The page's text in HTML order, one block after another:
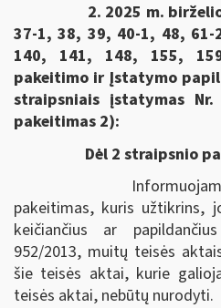
2. 2025 m. birželio
37-1, 38, 39, 40-1, 48,
140, 141, 148, 155,
pakeitimo ir Įstatymo
straipsniais įstatymas
pakeitimas 2):
Dėl 2 straipsnio
Informuojame,
pakeitimas, kuris užtikrins,
keičiančius ar
952/2013, muitų teisės
šie teisės aktai, kurie
teisės aktai, nebūtų nurodyti.